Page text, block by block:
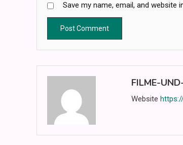
Save my name, email, and
FILME-
Website